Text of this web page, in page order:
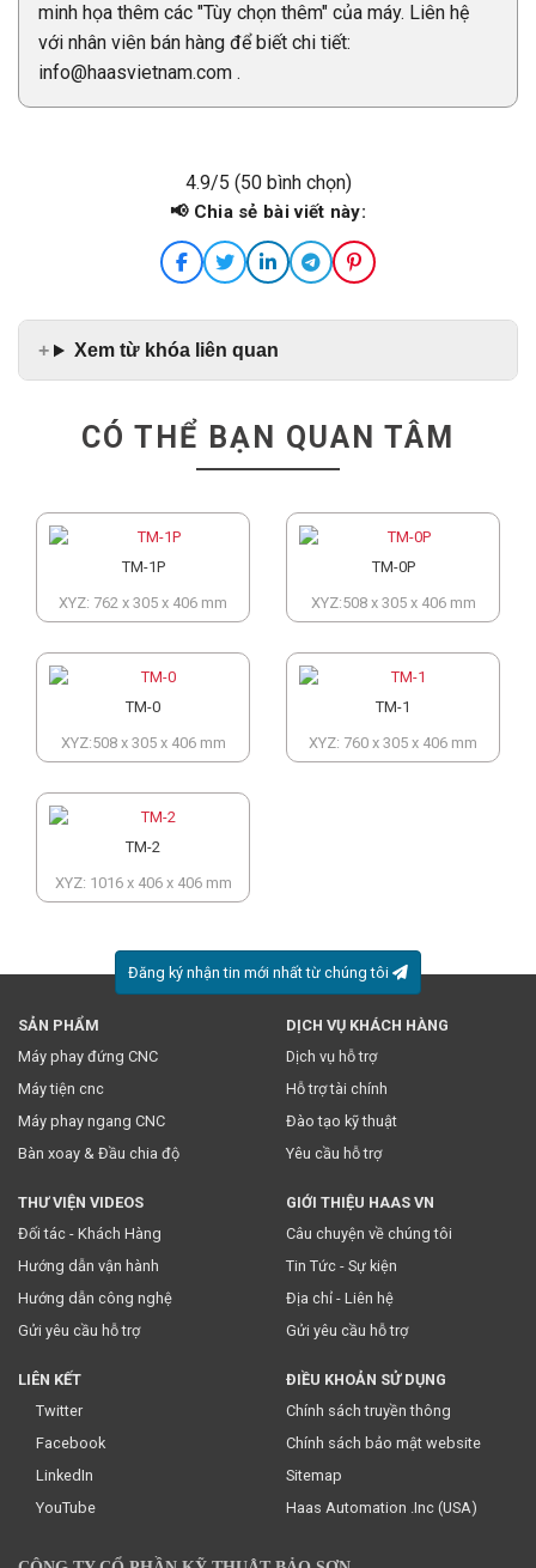
minh họa thêm các "Tùy chọn thêm" của máy. Liên hệ
với nhân viên bán hàng để biết chi tiết:
info@haasvietnam.com .
4.9/5 (50 bình chọn)
📢 Chia sẻ bài viết này:
Xem từ khóa liên quan
CÓ THỂ BẠN QUAN TÂM
TM-1P
XYZ: 762 x 305 x 406 mm
TM-0P
XYZ:508 x 305 x 406 mm
TM-0
XYZ:508 x 305 x 406 mm
TM-1
XYZ: 760 x 305 x 406 mm
TM-2
XYZ: 1016 x 406 x 406 mm
Đăng ký nhận tin mới nhất từ chúng tôi
* Việc này đồng nghĩa với việc bạn chấp nhận
SẢN PHẨM
Máy phay đứng CNC
Máy tiện cnc
Máy phay ngang CNC
Bàn xoay & Đầu chia độ
DỊCH VỤ KHÁCH HÀNG
Dịch vụ hỗ trợ
Hỗ trợ tài chính
Đào tạo kỹ thuật
Yêu cầu hỗ trợ
THƯ VIỆN VIDEOS
Đối tác - Khách Hàng
Hướng dẫn vận hành
Hướng dẫn công nghệ
Gửi yêu cầu hỗ trợ
GIỚI THIỆU HAAS VN
Câu chuyện về chúng tôi
Tin Tức - Sự kiện
Địa chỉ - Liên hệ
Gửi yêu cầu hỗ trợ
LIÊN KẾT
Twitter
Facebook
LinkedIn
YouTube
ĐIỀU KHOẢN SỬ DỤNG
Chính sách truyền thông
Chính sách bảo mật website
Sitemap
Haas Automation .Inc (USA)